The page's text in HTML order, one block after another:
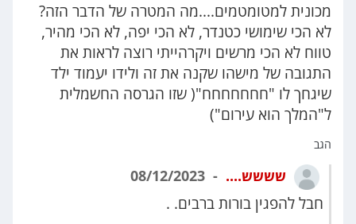
מכונית למטומטמים....מה המטרה של הדבר הזה?
לא הכי שימושי כטנדר, לא הכי יפה, לא הכי מהיר,
טווח לא הכי מרשים ויקרהייתי רוצה לראות את
התגובה של מישהו שקנה את זה ולידו יעמוד ילד
שיגחך לו "חחחחחחח"( שזו הגרסה החשמלית
ל"המלך הוא עירום")
הגב
שששש....
חבל להפגין בורות ברבים. .